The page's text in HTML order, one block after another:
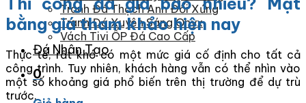
Tranh Đá Thạch Anh Đối Xứng
Tranh Đá Xuyên Sáng Onyx
Vách Tivi ỐP Đá Cao Cấp
Đá Nhân Tạo
0
bằng giá tham khảo hiện nay
Thực tế, rất khó có một mức giá cố định cho tất cả
công trình. Tuy nhiên, khách hàng vẫn có thể nhìn vào
một số khoảng giá phổ biến trên thị trường để dự trù
trước.